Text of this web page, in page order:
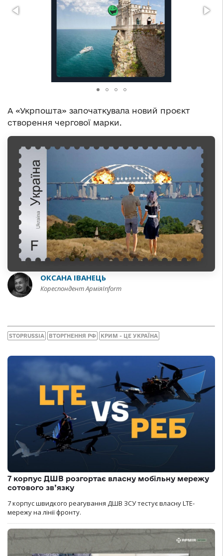
А «Укрпошта» започаткувала новий проєкт
створення чергової марки.
ОКСАНА ІВАНЕЦЬ
Кореспондент АрміяInform
STOPRUSSIA ВТОРГНЕННЯ РФ КРИМ - ЦЕ УКРАЇНА
7 корпус ДШВ розгортає власну мобільну мережу
сотового зв’язку
7 корпус швидкого реагування ДШВ ЗСУ тестує власну LTE-
мережу на лінії фронту.